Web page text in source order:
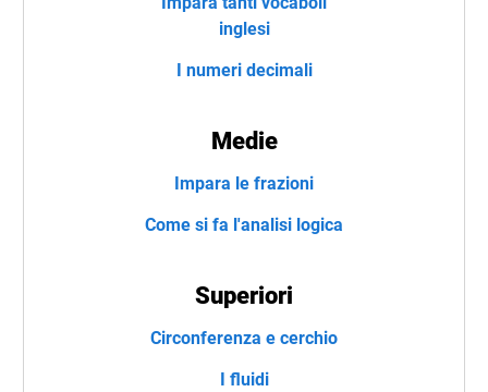
inglesi
I numeri decimali
Medie
Impara le frazioni
Come si fa l'analisi logica
Superiori
Circonferenza e cerchio
I fluidi